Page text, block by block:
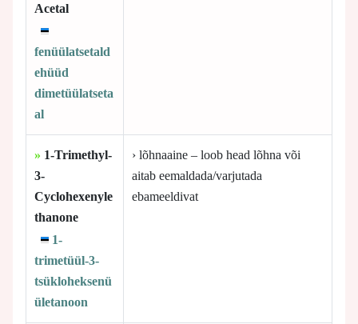
Acetal
fenüülatsetald
ehüüd
dimetüülatseta
al
» 1-Trimethyl-
3-
Cyclohexenyle
thanone
1-
trimetüül-3-
tsükloheksenü
ületanoon
› lõhnaaine – loob head lõhna või
aitab eemaldada/varjutada
ebameeldivat